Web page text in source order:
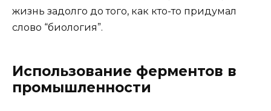
жизнь задолго до того, как кто-то придумал
слово “биология”.
Использование ферментов в
промышленности